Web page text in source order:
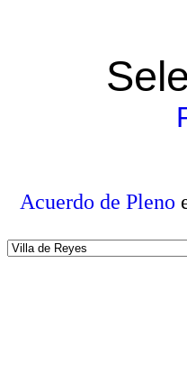
Acuerdo de Pleno